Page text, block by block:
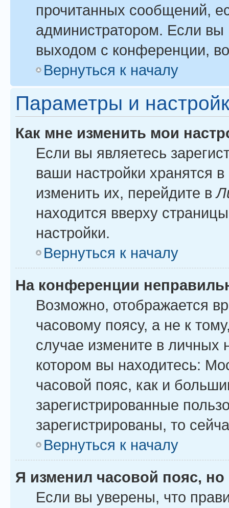
прочитанных сообщений,
администратором. Если вы
выходом с конференции,
Вернуться к началу
Параметры и
Как мне изменить мои
Если вы являетесь
ваши настройки хранятся
изменить их, перейдите в
находится вверху
настройки.
Вернуться к началу
На конференции
Возможно, отображается
часовому поясу, а не к
случае измените в личных
котором вы находитесь:
часовой пояс, как и
зарегистрированные
зарегистрированы, то
Вернуться к началу
Я изменил часовой пояс,
Если вы уверены, что